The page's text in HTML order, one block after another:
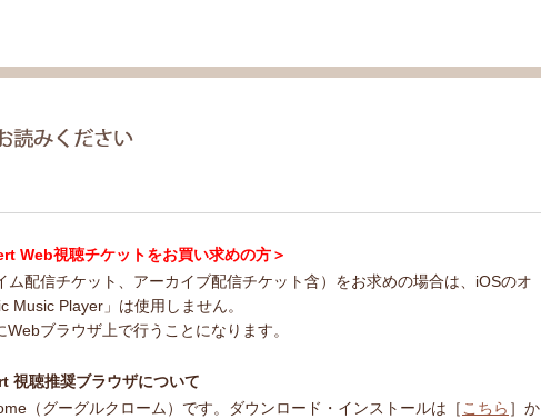
Web視聴チケットをお買い求めの方＞
ム配信チケット、アーカイブ配信チケット含）をお求めの場合は、iOSのオ
Music Player」は使用しません。
ブラウザ上で行うことになります。
聴推奨ブラウザについて
（グーグルクローム）です。ダウンロード・インストールは［ こちら ］か